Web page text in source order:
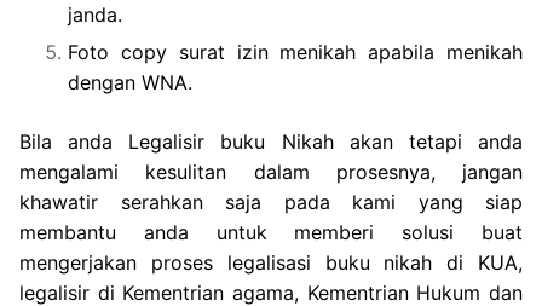
janda.
Foto copy surat izin menikah apabila menikah
dengan WNA.
Bila anda Legalisir buku Nikah akan tetapi anda
mengalami kesulitan dalam prosesnya, jangan
khawatir serahkan saja pada kami yang siap
membantu anda untuk memberi solusi buat
mengerjakan proses legalisasi buku nikah di KUA,
legalisir di Kementrian agama, Kementrian Hukum dan